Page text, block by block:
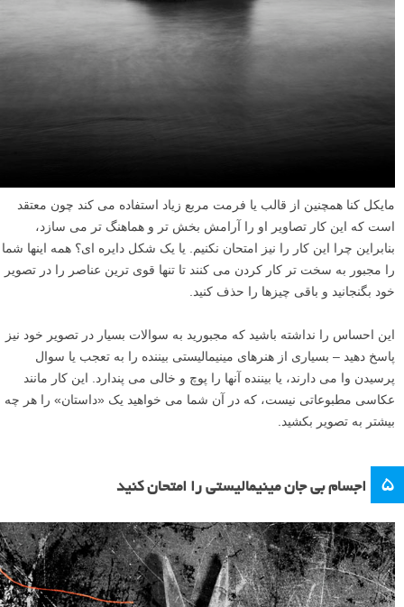
مایکل کنا همچنین از قالب یا فرمت مربع زیاد استفاده می کند چون معتقد
است که این کار تصاویر او را آرامش بخش تر و هماهنگ تر می سازد،
بنابراین چرا این کار را نیز امتحان نکنیم. یا یک شکل دایره ای؟ همه اینها شما
را مجبور به سخت تر کار کردن می کنند تا تنها قوی ترین عناصر را در تصویر
خود بگنجانید و باقی چیزها را حذف کنید.
این احساس را نداشته باشید که مجبورید به سوالات بسیار در تصویر خود نیز
پاسخ دهید – بسیاری از هنرهای مینیمالیستی بیننده را به تعجب یا سوال
پرسیدن وا می دارند، یا بیننده آنها را پوچ و خالی می پندارد. این کار مانند
عکاسی مطبوعاتی نیست، که در آن شما می خواهید یک «داستان» را هر چه
بیشتر به تصویر بکشید.
۵ اجسام بی جان مینیمالیستی را امتحان کنید